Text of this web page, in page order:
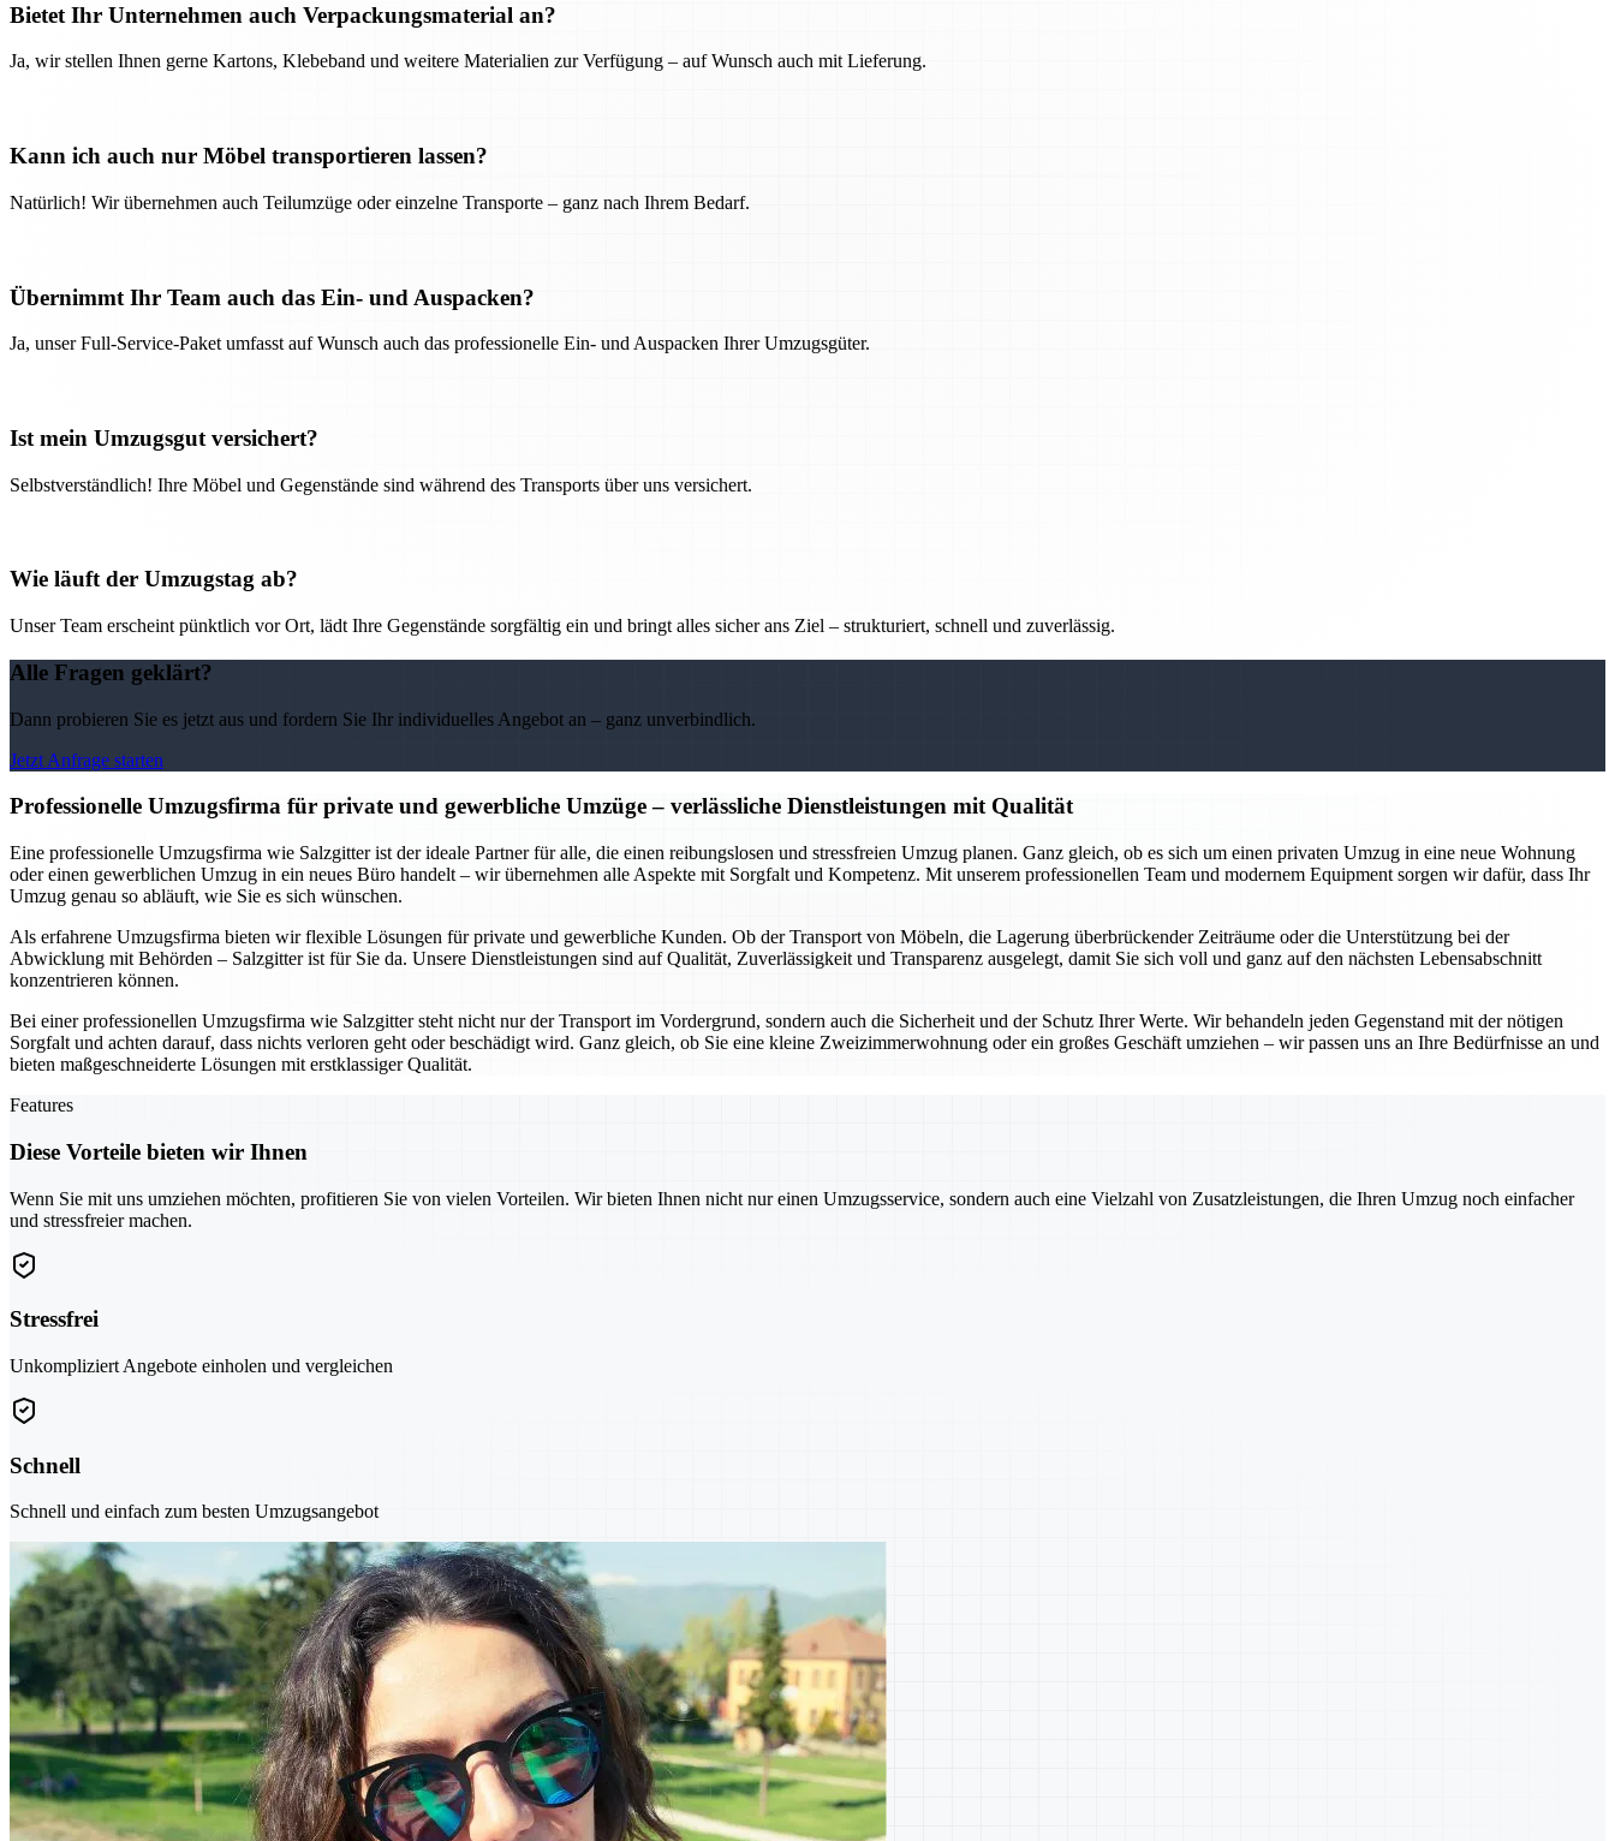
Bietet Ihr Unternehmen auch Verpackungsmaterial an?
Ja, wir stellen Ihnen gerne Kartons, Klebeband und weitere Materialien zur Verfügung – auf Wunsch auch mit Lieferung.
Kann ich auch nur Möbel transportieren lassen?
Natürlich! Wir übernehmen auch Teilumzüge oder einzelne Transporte – ganz nach Ihrem Bedarf.
Übernimmt Ihr Team auch das Ein- und Auspacken?
Ja, unser Full-Service-Paket umfasst auf Wunsch auch das professionelle Ein- und Auspacken Ihrer Umzugsgüter.
Ist mein Umzugsgut versichert?
Selbstverständlich! Ihre Möbel und Gegenstände sind während des Transports über uns versichert.
Wie läuft der Umzugstag ab?
Unser Team erscheint pünktlich vor Ort, lädt Ihre Gegenstände sorgfältig ein und bringt alles sicher ans Ziel – strukturiert, schnell und zuverlässig.
Alle Fragen geklärt?
Dann probieren Sie es jetzt aus und fordern Sie Ihr individuelles Angebot an – ganz unverbindlich.
Jetzt Anfrage starten
Professionelle Umzugsfirma für private und gewerbliche Umzüge – verlässliche Dienstleistungen mit Qualität
Eine professionelle Umzugsfirma wie Salzgitter ist der ideale Partner für alle, die einen reibungslosen und stressfreien Umzug planen. Ganz gleich, ob es sich um einen privaten Umzug in eine neue Wohnung
oder einen gewerblichen Umzug in ein neues Büro handelt – wir übernehmen alle Aspekte mit Sorgfalt und Kompetenz. Mit unserem professionellen Team und modernem Equipment sorgen wir dafür, dass Ihr
Umzug genau so abläuft, wie Sie es sich wünschen.
Als erfahrene Umzugsfirma bieten wir flexible Lösungen für private und gewerbliche Kunden. Ob der Transport von Möbeln, die Lagerung überbrückender Zeiträume oder die Unterstützung bei der
Abwicklung mit Behörden – Salzgitter ist für Sie da. Unsere Dienstleistungen sind auf Qualität, Zuverlässigkeit und Transparenz ausgelegt, damit Sie sich voll und ganz auf den nächsten Lebensabschnitt
konzentrieren können.
Bei einer professionellen Umzugsfirma wie Salzgitter steht nicht nur der Transport im Vordergrund, sondern auch die Sicherheit und der Schutz Ihrer Werte. Wir behandeln jeden Gegenstand mit der nötigen
Sorgfalt und achten darauf, dass nichts verloren geht oder beschädigt wird. Ganz gleich, ob Sie eine kleine Zweizimmerwohnung oder ein großes Geschäft umziehen – wir passen uns an Ihre Bedürfnisse an und
bieten maßgeschneiderte Lösungen mit erstklassiger Qualität.
Features
Diese Vorteile bieten wir Ihnen
Wenn Sie mit uns umziehen möchten, profitieren Sie von vielen Vorteilen. Wir bieten Ihnen nicht nur einen Umzugsservice, sondern auch eine Vielzahl von Zusatzleistungen, die Ihren Umzug noch einfacher
und stressfreier machen.
Stressfrei
Unkompliziert Angebote einholen und vergleichen
Schnell
Schnell und einfach zum besten Umzugsangebot